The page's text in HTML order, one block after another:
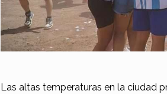
Las altas temperaturas en la ciudad